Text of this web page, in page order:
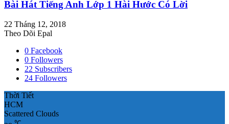
Bài Hát Tiếng Anh Lớp 1 Hài Hước Có Lời
22 Tháng 12, 2018
Theo Dõi Epal
0 Facebook
0 Followers
22 Subscribers
24 Followers
Thời Tiết
HCM
Scattered Clouds